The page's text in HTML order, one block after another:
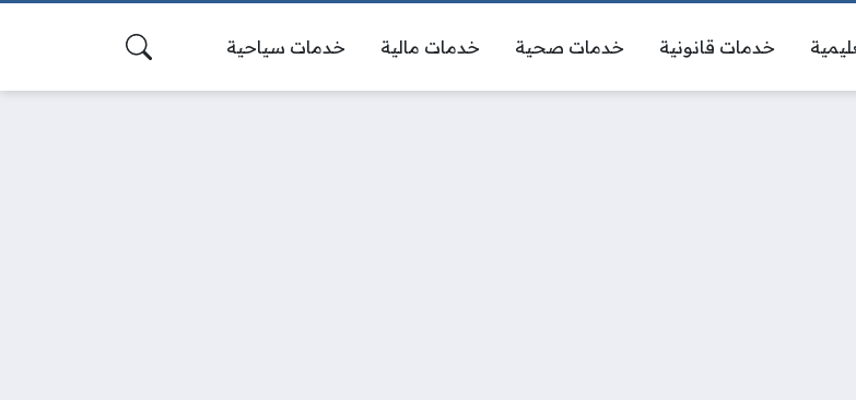
خدمات قانونية خدمات صحية خدمات مالية خدمات سياحية